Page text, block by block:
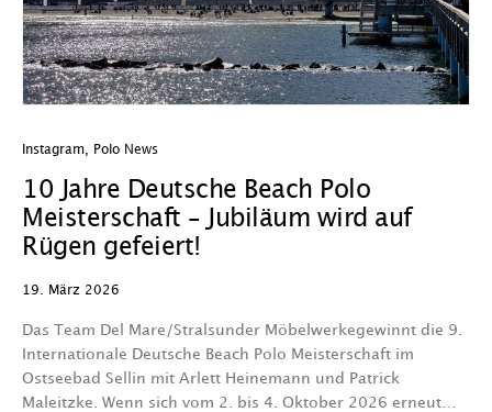
Instagram Polo News
10 Jahre Deutsche Beach Polo
Meisterschaft – Jubiläum wird auf
Rügen gefeiert!
19. März 2026
Das Team Del Mare/Stralsunder Möbelwerkegewinnt die 9.
Internationale Deutsche Beach Polo Meisterschaft im
Ostseebad Sellin mit Arlett Heinemann und Patrick
Maleitzke. Wenn sich vom 2. bis 4. Oktober 2026 erneut…